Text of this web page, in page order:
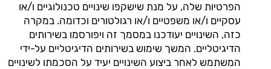
הפרטיות שלה, על מנת שישקפו שינויים טכנולוגיים ו/או
עסקיים ו/או משפטיים ו/או רגולטורים וכדומה. במקרה
כזה, השינויים יעודכנו במסמך זה ויפורסמו בשירותים
הדיגיטליים. המשך שימוש בשירותים הדיגיטליים על-ידי
המשתמש לאחר ביצוע השינויים יעיד על הסכמתו לשינויים